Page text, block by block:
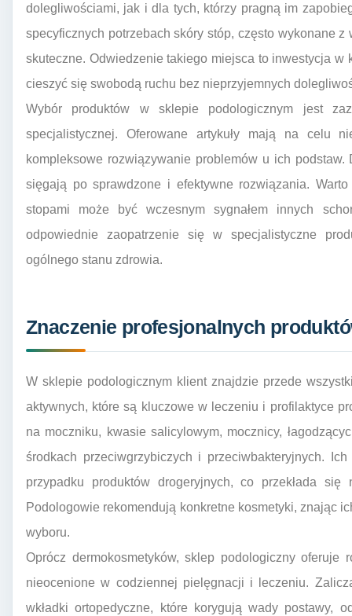
dolegliwościami, jak i dla tych, którzy pragną im
specyficznych potrzebach skóry stóp, często wykonane
skuteczne. Odwiedzenie takiego miejsca to inwestycja w
cieszyć się swobodą ruchu bez nieprzyjemnych
Wybór produktów w sklepie podologicznym jest
specjalistycznej. Oferowane artykuły mają na celu
kompleksowe rozwiązywanie problemów u ich
sięgają po sprawdzone i efektywne rozwiązania.
stopami może być wczesnym sygnałem innych
odpowiednie zaopatrzenie się w specjalistyczne
ogólnego stanu zdrowia.
Znaczenie profesjonalnych
W sklepie podologicznym klient znajdzie przede
aktywnych, które są kluczowe w leczeniu i profilaktyce
na moczniku, kwasie salicylowym, mocznicy,
środkach przeciwgrzybiczych i przeciwbakteryjnych.
przypadku produktów drogeryjnych, co przekłada
Podologowie rekomendują konkretne kosmetyki, znając
wyboru.
Oprócz dermokosmetyków, sklep podologiczny oferuje
nieocenione w codziennej pielęgnacji i leczeniu.
wkładki ortopedyczne, które korygują wady postawy,